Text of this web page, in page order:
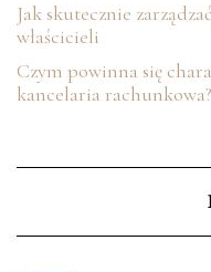
Jak skutecznie
właścicieli
Czym powinna się
kancelaria rachunkowa?